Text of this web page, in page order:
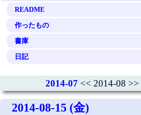
README
作ったもの
書庫
日記
2014-07 << 2014-08 >>
2014-08-15 (金)